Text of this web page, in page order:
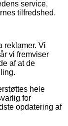
service,
tilfredshed.
reklamer. Vi
vi fremviser
af at de
hele
for
opdatering af